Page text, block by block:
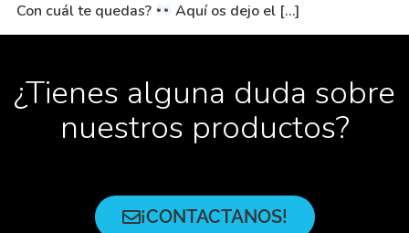
Con cuál te quedas?
Aquí os dejo el […]
¿Tienes alguna duda sobre
nuestros productos?
¡CONTACTANOS!